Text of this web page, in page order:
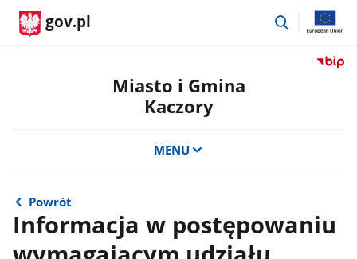
gov.pl
przejdź
Przejdź
Miasto i Gmina
Kaczory
MENU
Powrót
Informacja w postępowaniu